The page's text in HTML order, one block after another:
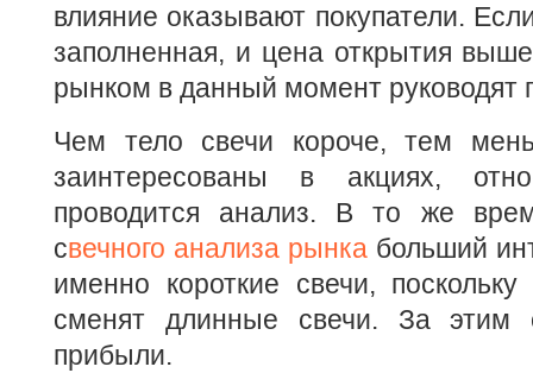
влияние оказывают покупатели.
заполненная, и цена открытия
рынком в данный момент руководят
Чем тело свечи короче, тем
заинтересованы в акциях,
проводится анализ. В то же
свечного анализа рынка больший
именно короткие свечи,
сменят длинные свечи. За этим
прибыли.